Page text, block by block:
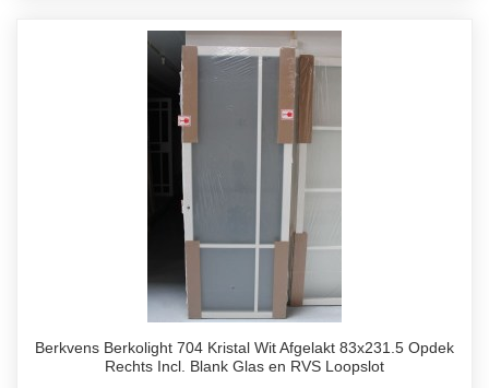
Berkvens Berkolight 704 Kristal Wit Afgelakt 83x231.5 Opdek
Rechts Incl. Blank Glas en RVS Loopslot